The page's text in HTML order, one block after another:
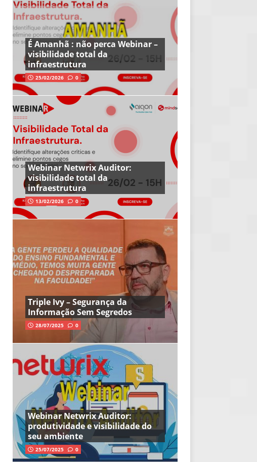
É Amanhã : não perca Webinar –
visibilidade total da
infraestrutura
25/02/2026 0
Webinar Netwrix Auditor:
visibilidade total da
infraestrutura
13/02/2026 0
Triple Ivy – Segurança da
Informação Sem Segredos
28/07/2025 0
Webinar Netwrix Auditor:
produtividade e visibilidade do
seu ambiente
25/07/2025 0